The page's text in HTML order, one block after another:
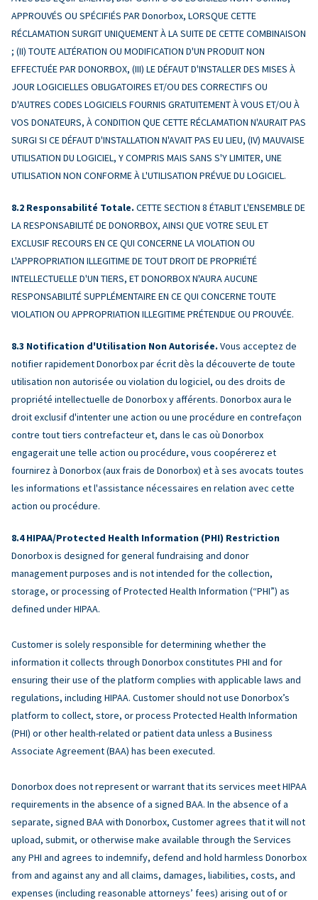
APPROUVÉS OU SPÉCIFIÉS PAR Donorbox, LORSQUE CETTE
RÉCLAMATION SURGIT UNIQUEMENT À LA SUITE DE CETTE COMBINAISON
; (II) TOUTE ALTÉRATION OU MODIFICATION D'UN PRODUIT NON
EFFECTUÉE PAR DONORBOX, (III) LE DÉFAUT D'INSTALLER DES MISES À
JOUR LOGICIELLES OBLIGATOIRES ET/OU DES CORRECTIFS OU
D'AUTRES CODES LOGICIELS FOURNIS GRATUITEMENT À VOUS ET/OU À
VOS DONATEURS, À CONDITION QUE CETTE RÉCLAMATION N'AURAIT PAS
SURGI SI CE DÉFAUT D'INSTALLATION N'AVAIT PAS EU LIEU, (IV) MAUVAISE
UTILISATION DU LOGICIEL, Y COMPRIS MAIS SANS S'Y LIMITER, UNE
UTILISATION NON CONFORME À L'UTILISATION PRÉVUE DU LOGICIEL.
Responsabilité Totale. CETTE SECTION 8 ÉTABLIT L'ENSEMBLE DE
LA RESPONSABILITÉ DE DONORBOX, AINSI QUE VOTRE SEUL ET
EXCLUSIF RECOURS EN CE QUI CONCERNE LA VIOLATION OU
L'APPROPRIATION ILLEGITIME DE TOUT DROIT DE PROPRIÉTÉ
INTELLECTUELLE D'UN TIERS, ET DONORBOX N'AURA AUCUNE
RESPONSABILITÉ SUPPLÉMENTAIRE EN CE QUI CONCERNE TOUTE
VIOLATION OU APPROPRIATION ILLEGITIME PRÉTENDUE OU PROUVÉE.
Notification d'Utilisation Non Autorisée. Vous acceptez de
notifier rapidement Donorbox par écrit dès la découverte de toute
utilisation non autorisée ou violation du logiciel, ou des droits de
propriété intellectuelle de Donorbox y afférents. Donorbox aura le
droit exclusif d'intenter une action ou une procédure en contrefaçon
contre tout tiers contrefacteur et, dans le cas où Donorbox
engagerait une telle action ou procédure, vous coopérerez et
fournirez à Donorbox (aux frais de Donorbox) et à ses avocats toutes
les informations et l'assistance nécessaires en relation avec cette
action ou procédure.
HIPAA/Protected Health Information (PHI) Restriction
Donorbox is designed for general fundraising and donor
management purposes and is not intended for the collection,
storage, or processing of Protected Health Information (“PHI”) as
defined under HIPAA.
Customer is solely responsible for determining whether the
information it collects through Donorbox constitutes PHI and for
ensuring their use of the platform complies with applicable laws and
regulations, including HIPAA. Customer should not use Donorbox’s
platform to collect, store, or process Protected Health Information
(PHI) or other health-related or patient data unless a Business
Associate Agreement (BAA) has been executed.
Donorbox does not represent or warrant that its services meet HIPAA
requirements in the absence of a signed BAA. In the absence of a
separate, signed BAA with Donorbox, Customer agrees that it will not
upload, submit, or otherwise make available through the Services
any PHI and agrees to indemnify, defend and hold harmless Donorbox
from and against any and all claims, damages, liabilities, costs, and
expenses (including reasonable attorneys’ fees) arising out of or